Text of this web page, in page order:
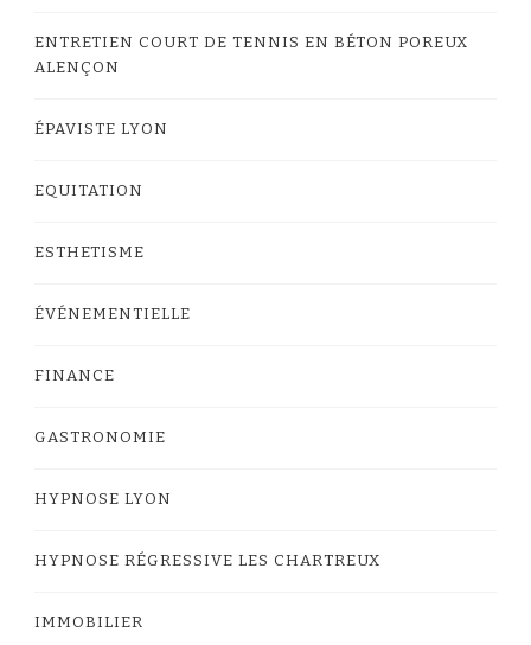
ENTRETIEN COURT DE TENNIS EN BÉTON POREUX
ALENÇON
ÉPAVISTE LYON
EQUITATION
ESTHETISME
ÉVÉNEMENTIELLE
FINANCE
GASTRONOMIE
HYPNOSE LYON
HYPNOSE RÉGRESSIVE LES CHARTREUX
IMMOBILIER